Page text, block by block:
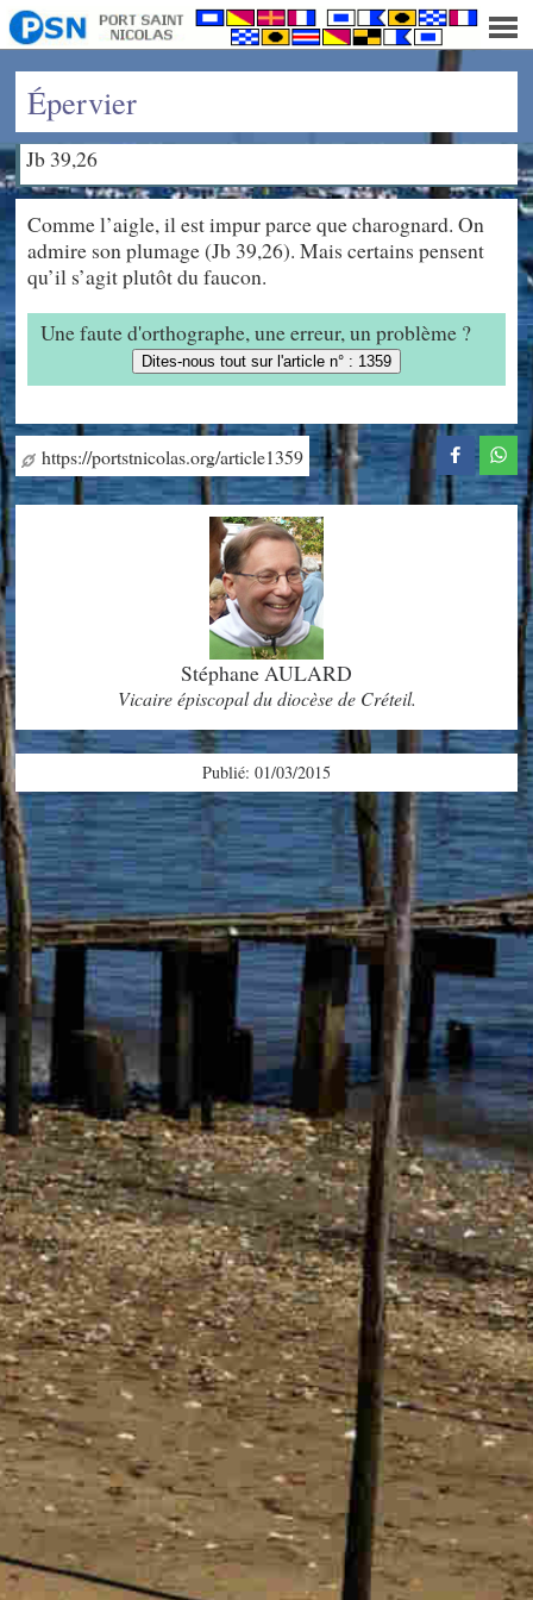
Épervier
Jb 39,26
Comme l’aigle, il est impur parce que charognard. On
admire son plumage (Jb 39,26). Mais certains pensent
qu’il s’agit plutôt du faucon.
Une faute d'orthographe, une erreur, un problème ?
Dites-nous tout sur l'article n° : 1359
https://portstnicolas.org/article1359
Stéphane AULARD
Vicaire épiscopal du diocèse de Créteil.
Publié: 01/03/2015